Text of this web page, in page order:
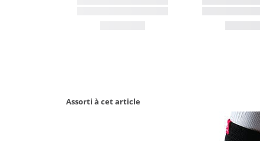
Assorti à cet article